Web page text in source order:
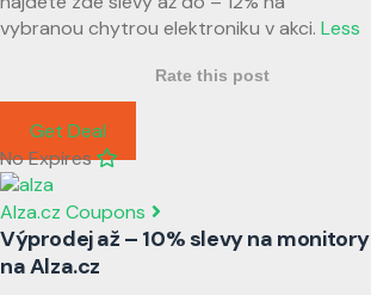
vybranou chytrou elektroniku v akci. Less
Rate this post
Get Deal
No Expires
Alza.cz Coupons
Výprodej až – 10% slevy na monitory
na Alza.cz